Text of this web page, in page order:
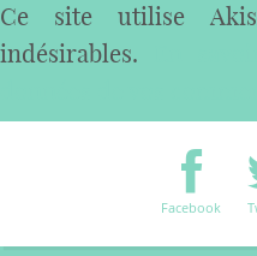
Ce site utilise
indésirables.
Facebook